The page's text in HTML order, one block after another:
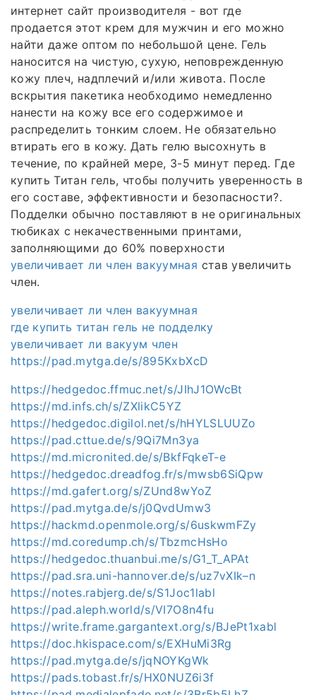
интернет сайт производителя - вот где
продается этот крем для мужчин и его можно
найти даже оптом по небольшой цене. Гель
наносится на чистую, сухую, неповрежденную
кожу плеч, надплечий и/или живота. После
вскрытия пакетика необходимо немедленно
нанести на кожу все его содержимое и
распределить тонким слоем. Не обязательно
втирать его в кожу. Дать гелю высохнуть в
течение, по крайней мере, 3-5 минут перед. Где
купить Титан гель, чтобы получить уверенность в
его составе, эффективности и безопасности?.
Подделки обычно поставляют в не оригинальных
тюбиках с некачественными принтами,
заполняющими до 60% поверхности
увеличивает ли член вакуумная став увеличить
член.
увеличивает ли член вакуумная
где купить титан гель не подделку
увеличивает ли вакуум член
https://pad.mytga.de/s/895KxbXcD
https://hedgedoc.ffmuc.net/s/JIhJ1OWcBt
https://md.infs.ch/s/ZXlikC5YZ
https://hedgedoc.digilol.net/s/hHYLSLUUZo
https://pad.cttue.de/s/9Qi7Mn3ya
https://md.micronited.de/s/BkfFqkeT-e
https://hedgedoc.dreadfog.fr/s/mwsb6SiQpw
https://md.gafert.org/s/ZUnd8wYoZ
https://pad.mytga.de/s/j0QvdUmw3
https://hackmd.openmole.org/s/6uskwmFZy
https://md.coredump.ch/s/TbzmcHsHo
https://hedgedoc.thuanbui.me/s/G1_T_APAt
https://pad.sra.uni-hannover.de/s/uz7vXIk–n
https://notes.rabjerg.de/s/S1Joc1labl
https://pad.aleph.world/s/VI7O8n4fu
https://write.frame.gargantext.org/s/BJePt1xabl
https://doc.hkispace.com/s/EXHuMi3Rg
https://pad.mytga.de/s/jqNOYKgWk
https://pads.tobast.fr/s/HX0NUZ6i3f